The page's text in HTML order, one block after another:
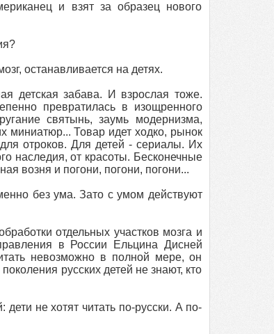
и взят за образец нового
останавливается на детях.
детская забава. И взрослая тоже.
превратилась в изощренного
святынь, заумь модернизма,
миниатюр... Товар идет ходко, рынок
отроков. Для детей - сериалы. Их
наследия, от красоты. Бесконечные
возня и погони, погони, погони...
без ума. Зато с умом действуют
отдельных участков мозга и
в России Ельцина Дисней
невозможно в полной мере, он
русских детей не знают, кто
не хотят читать по-русски. А по-